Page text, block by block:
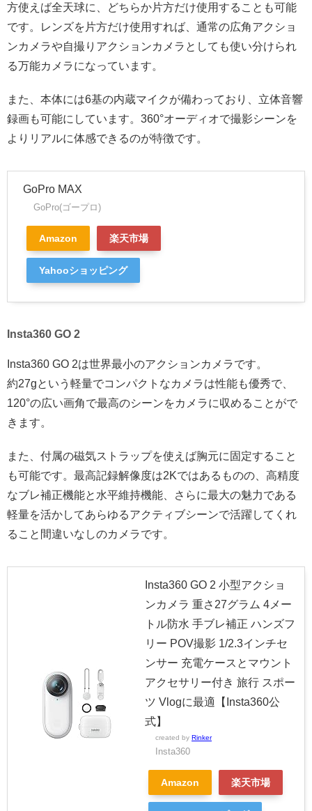
方使えば全天球に、どちらか片方だけ使用することも可能
です。レンズを片方だけ使用すれば、通常の広角アクショ
ンカメラや自撮りアクションカメラとしても使い分けられ
る万能カメラになっています。
また、本体には6基の内蔵マイクが備わっており、立体音響
録画も可能にしています。360°オーディオで撮影シーンを
よりリアルに体感できるのが特徴です。
GoPro MAX
GoPro(ゴープロ)
Amazon 楽天市場
Yahooショッピング
Insta360 GO 2
Insta360 GO 2は世界最小のアクションカメラです。
約27gという軽量でコンパクトなカメラは性能も優秀で、
120°の広い画角で最高のシーンをカメラに収めることがで
きます。
また、付属の磁気ストラップを使えば胸元に固定すること
も可能です。最高記録解像度は2Kではあるものの、高精度
なブレ補正機能と水平維持機能、さらに最大の魅力である
軽量を活かしてあらゆるアクティブシーンで活躍してくれ
ること間違いなしのカメラです。
Insta360 GO 2 小型アクショ
ンカメラ 重さ27グラム 4メー
トル防水 手ブレ補正 ハンズフ
リー POV撮影 1/2.3インチセ
ンサー 充電ケースとマウント
アクセサリー付き 旅行 スポー
ツ Vlogに最適【Insta360公
式】
created by Rinker
Insta360
Amazon 楽天市場